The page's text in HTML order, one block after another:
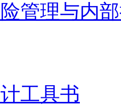
管理与内
工具书